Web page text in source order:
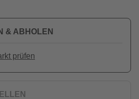
& ABHOLEN
prüfen